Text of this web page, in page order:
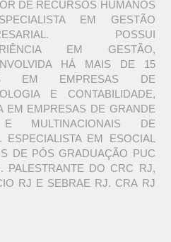
DE RECURSOS HUMANOS
EM GESTÃO
POSSUI
EM GESTÃO,
HÁ MAIS DE 15
EM EMPRESAS DE
E CONTABILIDADE,
EM EMPRESAS DE GRANDE
MULTINACIONAIS DE
EM ESOCIAL
DE PÓS GRADUAÇÃO PUC
PALESTRANTE DO CRC RJ,
RJ E SEBRAE RJ. CRA RJ